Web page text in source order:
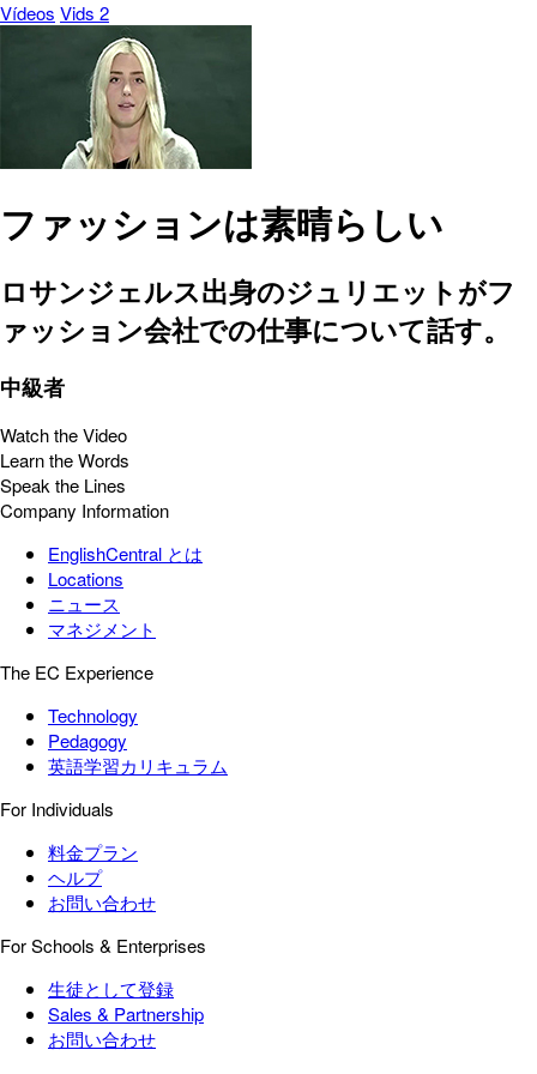
Vídeos Vids 2
ファッションは素晴らしい
ロサンジェルス出身のジュリエットがフ
ァッション会社での仕事について話す。
中級者
Watch the Video
Learn the Words
Speak the Lines
Company Information
EnglishCentral とは
Locations
ニュース
マネジメント
The EC Experience
Technology
Pedagogy
英語学習カリキュラム
For Individuals
料金プラン
ヘルプ
お問い合わせ
For Schools & Enterprises
生徒として登録
Sales & Partnership
お問い合わせ